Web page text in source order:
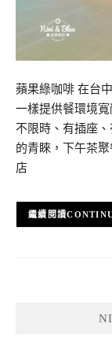
蘋果綠咖啡 在台
一樣提供餐環境
不限時、有插座
的青睞，下午茶
店